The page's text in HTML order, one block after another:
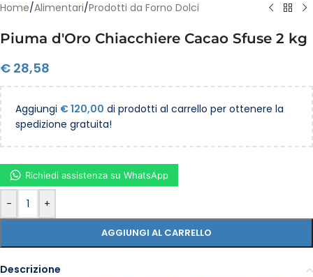
Home/Alimentari/Prodotti da Forno Dolci
Piuma d'Oro Chiacchiere Cacao Sfuse 2 kg
€ 28,58
Aggiungi €120,00 di prodotti al carrello per ottenere la
spedizione gratuita!
- +
AGGIUNGI AL CARRELLO
Richiedi assistenza su WhatsApp
Descrizione